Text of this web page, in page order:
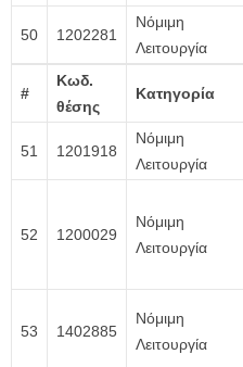
50 1202281
Νόμιμη
Λειτουργία
#
Κωδ.
θέσης
Κατηγορία
51 1201918
Νόμιμη
Λειτουργία
52 1200029
Νόμιμη
Λειτουργία
53 1402885
Νόμιμη
Λειτουργία